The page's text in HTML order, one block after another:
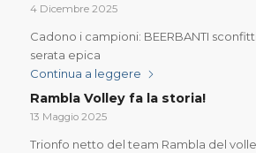
4 Dicembre 2025
Cadono i campioni: BEERBANTI
serata epica
Continua a leggere
Rambla Volley fa la storia!
13 Maggio 2025
Trionfo netto del team Rambla del